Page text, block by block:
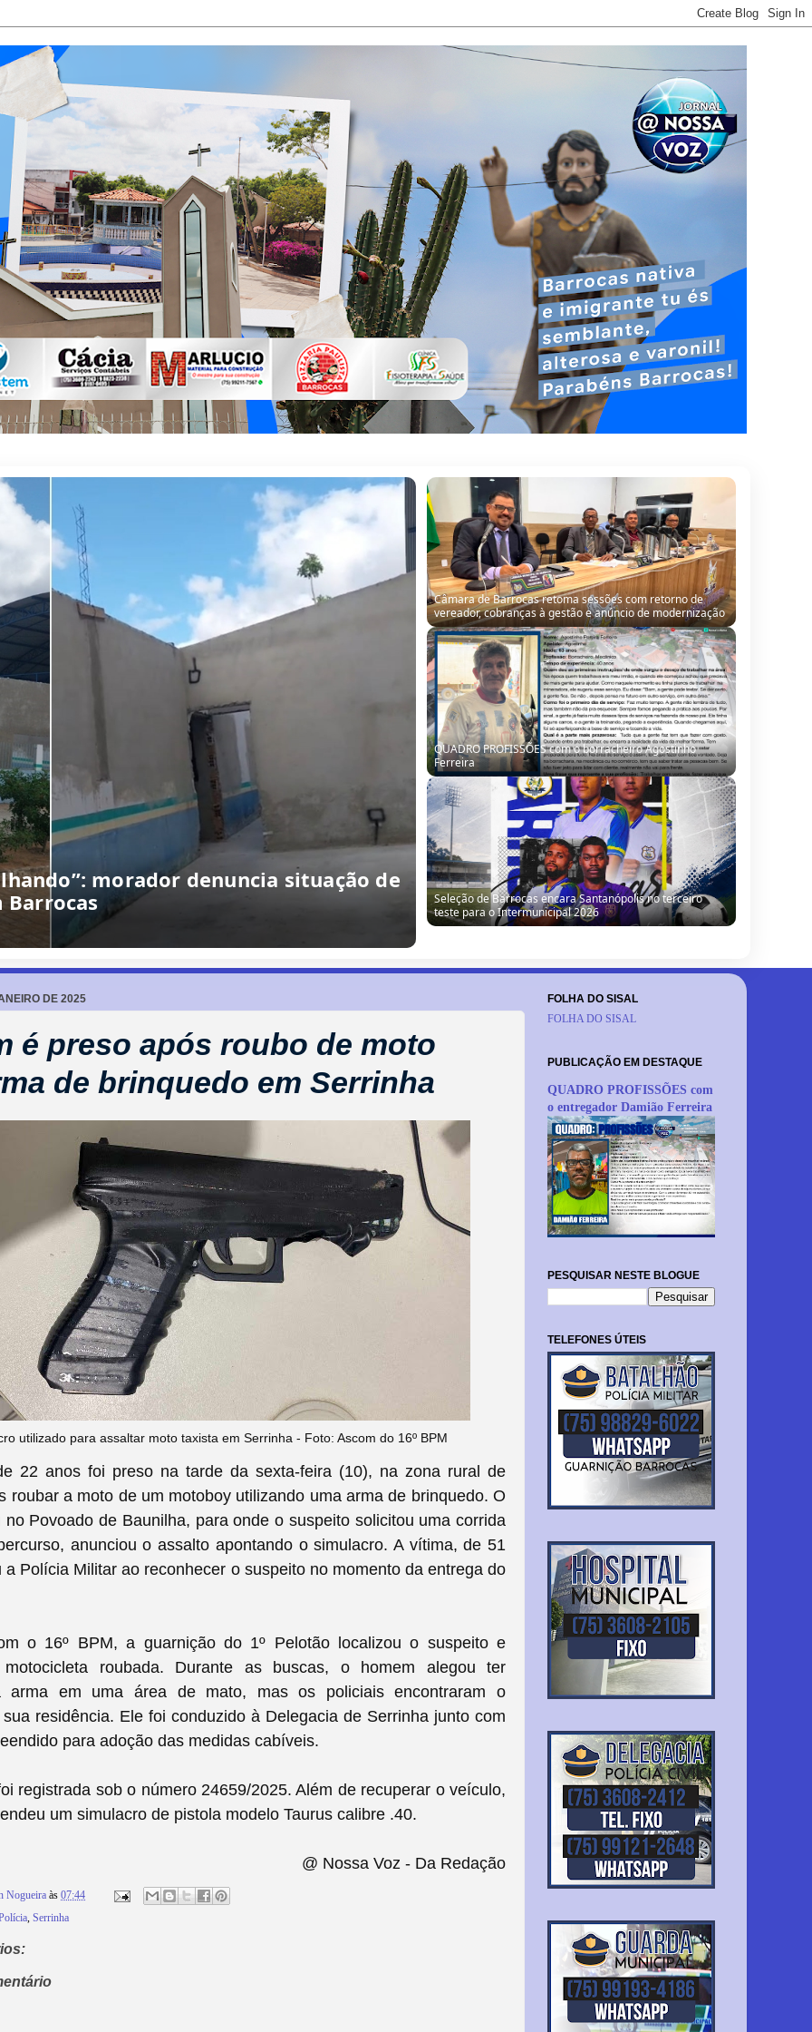
QUADRO PROFISSÕES com o borracheiro Agostinho
Ferreira
Seleção de Barrocas encara Santanópolis no terceiro
teste para o Intermunicipal 2026
“Obra parada, ninguém trabalhando”: morador denuncia
situação de escola no Alto da Porteira em Barrocas
DE 2025
é preso após roubo de moto
de brinquedo em Serrinha
utilizado para assaltar moto taxista em Serrinha - Foto: Ascom do 16º BPM
22 anos foi preso na tarde da sexta-feira (10), na zona rural de
roubar a moto de um motoboy utilizando uma arma de brinquedo. O
no Povoado de Baunilha, para onde o suspeito solicitou uma corrida
anunciou o assalto apontando o simulacro. A vítima, de 51
a Polícia Militar ao reconhecer o suspeito no momento da entrega do
o 16º BPM, a guarnição do 1º Pelotão localizou o suspeito e
roubada. Durante as buscas, o homem alegou ter
arma em uma área de mato, mas os policiais encontraram o
residência. Ele foi conduzido à Delegacia de Serrinha junto com
para adoção das medidas cabíveis.
registrada sob o número 24659/2025. Além de recuperar o veículo,
um simulacro de pistola modelo Taurus calibre .40.
@ Nossa Voz - Da Redação
Nogueira às 07:44
, Serrinha
FOLHA DO SISAL
FOLHA DO SISAL
PUBLICAÇÃO EM DESTAQUE
QUADRO PROFISSÕES com
o entregador Damião Ferreira
PESQUISAR NESTE BLOGUE
TELEFONES ÚTEIS